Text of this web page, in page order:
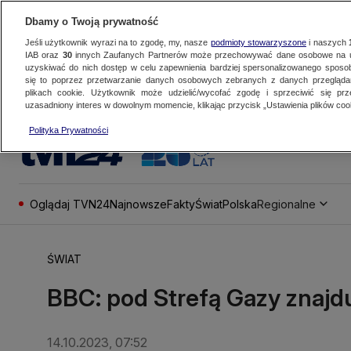
Oglądaj TVN24NajnowszeFaktyŚwiatPolskaRegionalne
ŚWIAT
BBC: pod Strefą Gazy
14.10.2023, 07:52
Dbamy o Twoją prywatność
Jeśli użytkownik wyrazi na to zgodę, my, nasze podmioty stowarzyszonei naszych
IAB oraz 30innych Zaufanych Partnerów może przechowywać dane osobowe na
uzyskiwać do nich dostęp w celu zapewnienia bardziej spersonalizowanego
się to poprzez przetwarzanie danych osobowych zebranych z danych
plikach cookie. Użytkownik może udzielić/wycofać zgodę i sprzeciwić się
uzasadniony interes w dowolnym momencie, klikając przycisk „Ustawienia plików
Polityka Prywatności